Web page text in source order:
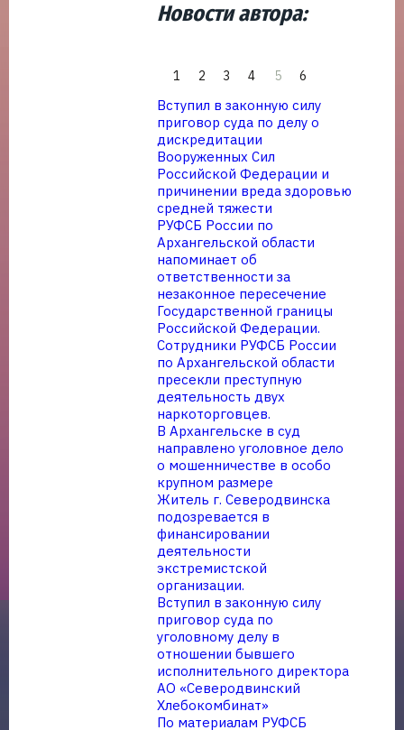
Новости автора:
1 2 3 4 5 6
Вступил в законную силу
приговор суда по делу о
дискредитации
Вооруженных Сил
Российской Федерации и
причинении вреда здоровью
средней тяжести
РУФСБ России по
Архангельской области
напоминает об
ответственности за
незаконное пересечение
Государственной границы
Российской Федерации.
Сотрудники РУФСБ России
по Архангельской области
пресекли преступную
деятельность двух
наркоторговцев.
В Архангельске в суд
направлено уголовное дело
о мошенничестве в особо
крупном размере
Житель г. Северодвинска
подозревается в
финансировании
деятельности
экстремистской
организации.
Вступил в законную силу
приговор суда по
уголовному делу в
отношении бывшего
исполнительного директора
АО «Северодвинский
Хлебокомбинат»
По материалам РУФСБ